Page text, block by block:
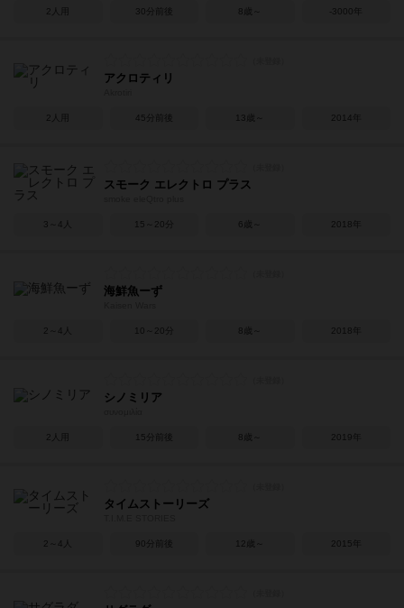
2人用 30分前後 8歳～ -3000年
アクロティリ
2人用 45分前後 13歳～ 2014年
スモーク エレクトロ プラス
3～4人 15～20分 6歳～ 2018年
海鮮魚ーず
2～4人 10～20分 8歳～ 2018年
シノミリア
2人用 15分前後 8歳～ 2019年
タイムストーリーズ
2～4人 90分前後 12歳～ 2015年